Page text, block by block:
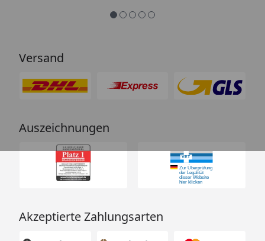
Versand
Auszeichnungen
Akzeptierte Zahlungsarten